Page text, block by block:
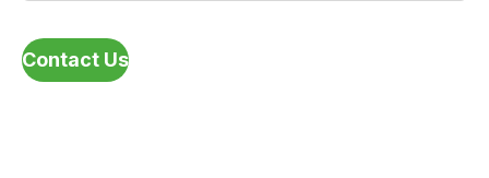
Contact Us